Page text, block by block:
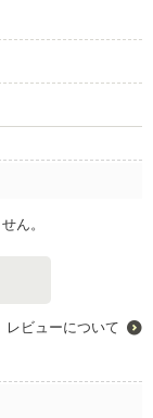
ん。
レビューについて